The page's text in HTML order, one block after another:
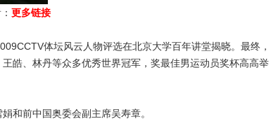
更多链接
体坛风云人物评选在北京大学百年讲堂揭晓。最终，
皓、林丹等众多优秀世界冠军，奖最佳男运动员奖杯高高举
前中国奥委会副主席吴寿章。